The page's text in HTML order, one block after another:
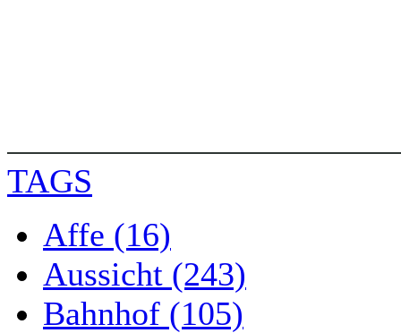
TAGS
Affe (16)
Aussicht (243)
Bahnhof (105)